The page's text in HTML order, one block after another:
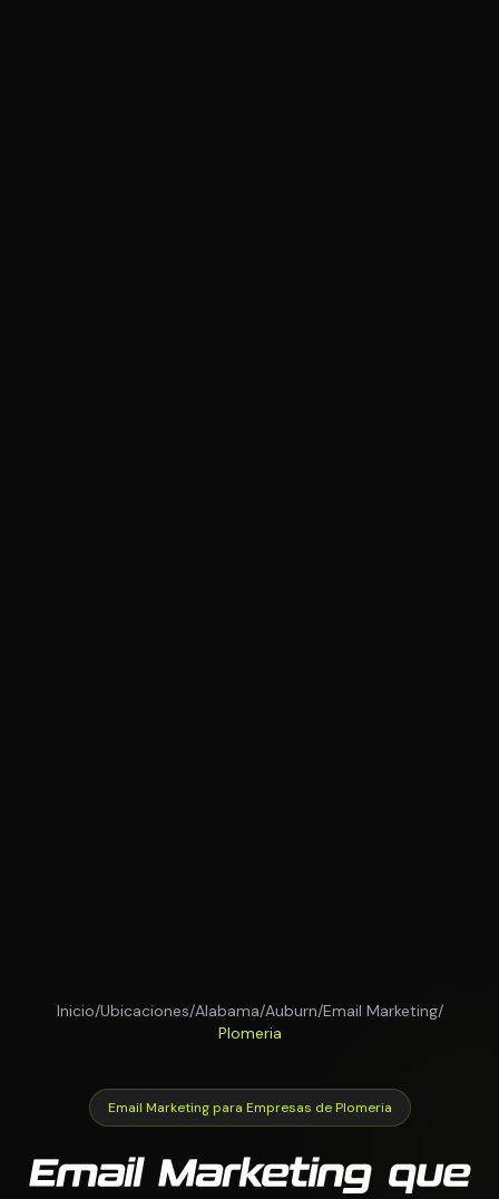
Inicio/Ubicaciones/Alabama/Auburn/Email Marketing/
Plomeria
Email Marketing para Empresas de Plomeria
Email Marketing que